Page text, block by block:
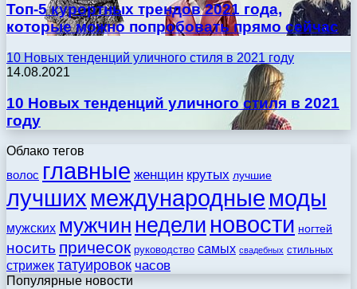
Топ-5 курортных трендов 2021 года,
которые можно попробовать прямо сейчас
10 Новых тенденций уличного стиля в 2021 году
14.08.2021
10 Новых тенденций уличного стиля в 2021
году
Облако тегов
волос главные женщин крутых лучшие
лучших международные моды
мужских мужчин недели новости ногтей
носить причесок руководство самых свадебных стильных
стрижек татуировок часов
Популярные новости